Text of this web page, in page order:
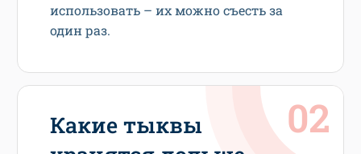
использовать – их можно съесть за
один раз.
Какие тыквы